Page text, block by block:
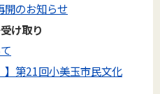
開のお知らせ
け取り
】第21回小美玉市民文化